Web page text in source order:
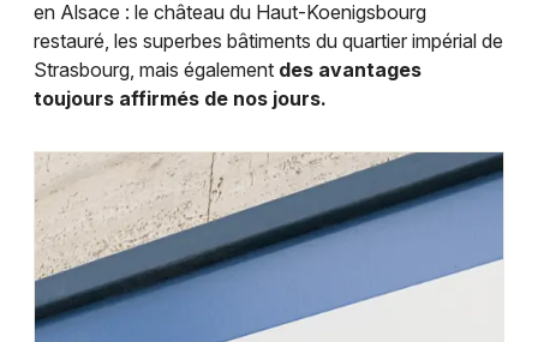
Sorties famille
Expos
Sorties & loisirs
Newsletter des sorties
Toulouse
Toutes les villes
en Alsace : le château du Haut-Koenigsbourg
restauré, les superbes bâtiments du quartier impérial de
Strasbourg, mais également des avantages
toujours affirmés de nos jours.